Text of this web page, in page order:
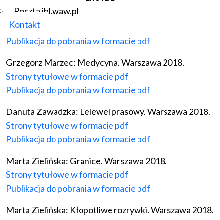
Poczta ibl.waw.pl
Kontakt
2018.
Strony tytułowe w formacie pdf
Publikacja do pobrania w formacie pdf
Grzegorz Marzec: Medycyna. Warszawa 2018.
Strony tytułowe w formacie pdf
Publikacja do pobrania w formacie pdf
Danuta Zawadzka: Lelewel prasowy. Warszawa 2018.
Strony tytułowe w formacie pdf
Publikacja do pobrania w formacie pdf
Marta Zielińska: Granice. Warszawa 2018.
Strony tytułowe w formacie pdf
Publikacja do pobrania w formacie pdf
Marta Zielińska: Kłopotliwe rozrywki. Warszawa 2018.